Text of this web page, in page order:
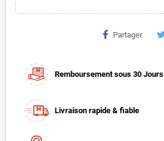
Partager
Remboursement sous 30 Jours
Livraison rapide & fiable